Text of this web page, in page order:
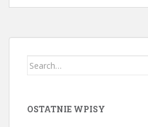
Search
OSTATNIE WPISY